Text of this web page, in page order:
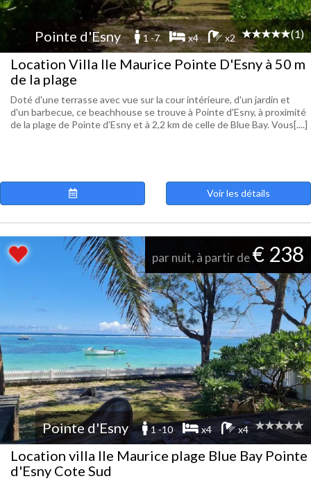
Pointe d'Esny 1 -7 x4 x2 (1)
Location Villa Ile Maurice Pointe D'Esny à 50 m
de la plage
Doté d'une terrasse avec vue sur la cour intérieure, d'un jardin et
d'un barbecue, ce beachhouse se trouve à Pointe d'Esny, à proximité
de la plage de Pointe d'Esny et à 2,2 km de celle de Blue Bay. Vous[....]
Voir les détails
par nuit, à partir de€ 238
Pointe d'Esny 1 -10 x4 x4
Location villa Ile Maurice plage Blue Bay Pointe
d'Esny Cote Sud